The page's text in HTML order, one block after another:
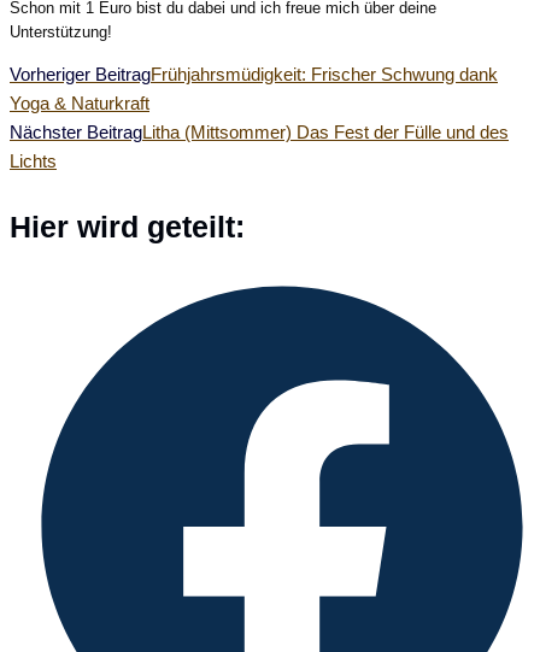
Schon mit 1 Euro bist du dabei und ich freue mich über deine
Unterstützung!
Weitere
Artikel
Vorheriger BeitragFrühjahrsmüdigkeit: Frischer Schwung dank
Yoga & Naturkraft
Nächster BeitragLitha (Mittsommer) Das Fest der Fülle und des
Lichts
Hier wird geteilt:
Fenster